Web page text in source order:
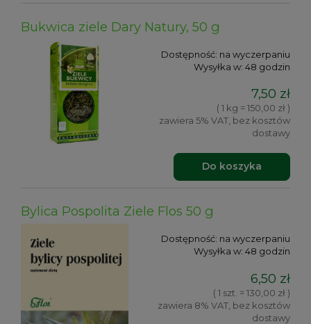
Bukwica ziele Dary Natury, 50 g
Dostępność: na wyczerpaniu
Wysyłka w: 48 godzin
7,50 zł
( 1 kg = 150,00 zł )
zawiera 5% VAT, bez kosztów
dostawy
Do koszyka
Bylica Pospolita Ziele Flos 50 g
Dostępność: na wyczerpaniu
Wysyłka w: 48 godzin
6,50 zł
( 1 szt. = 130,00 zł )
zawiera 8% VAT, bez kosztów
dostawy